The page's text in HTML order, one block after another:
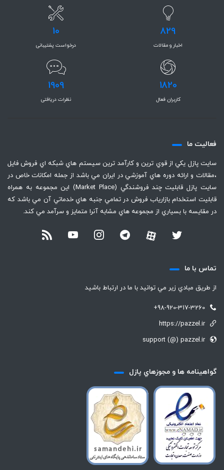
829
اخبار و مقالات
10
درخواست پشتیبانی
1820
کاربران فعال
1909
نظرات دریافتی
فعاليت ما
سايت پازل يكي از قوي ترين و كارآمد ترين سيستم هاي شبكه اي فروش فايل
،‌مقالات و ارائه دوره هاي آموزشي در ايران مي باشد از جمله امكانات خاص در
سايت پازل قابليت چند فروشندگي (Market Place) اين مجموعه به همراه
قابليت استخدام بازارياب فروش در تمامي جنبه هاي خدماتي آن مي باشد كه
در مقايسه با بسياري از مجموعه هاي مشابه آنرا متمايز و سرآمد مي كند.
تماس با ما
از طريق مبادي زير مي توانيد با ما در ارتباط باشيد
+98-920-317-3260
https://pazzel.ir
support (@) pazzel.ir
گواهينامه ها و مجوزهاي پازل